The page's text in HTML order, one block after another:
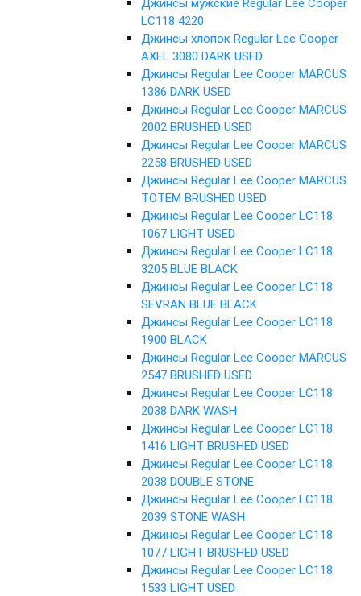
LC118 4220
Джинсы хлопок Regular Lee Cooper
AXEL 3080 DARK USED
Джинсы Regular Lee Cooper MARCUS
1386 DARK USED
Джинсы Regular Lee Cooper MARCUS
2002 BRUSHED USED
Джинсы Regular Lee Cooper MARCUS
2258 BRUSHED USED
Джинсы Regular Lee Cooper MARCUS
TOTEM BRUSHED USED
Джинсы Regular Lee Cooper LC118
1067 LIGHT USED
Джинсы Regular Lee Cooper LC118
3205 BLUE BLACK
Джинсы Regular Lee Cooper LC118
SEVRAN BLUE BLACK
Джинсы Regular Lee Cooper LC118
1900 BLACK
Джинсы Regular Lee Cooper MARCUS
2547 BRUSHED USED
Джинсы Regular Lee Cooper LC118
2038 DARK WASH
Джинсы Regular Lee Cooper LC118
1416 LIGHT BRUSHED USED
Джинсы Regular Lee Cooper LC118
2038 DOUBLE STONE
Джинсы Regular Lee Cooper LC118
2039 STONE WASH
Джинсы Regular Lee Cooper LC118
1077 LIGHT BRUSHED USED
Джинсы Regular Lee Cooper LC118
1533 LIGHT USED